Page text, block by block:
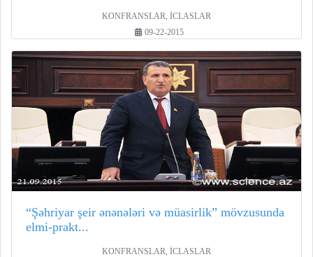
KONFRANSLAR, İCLASLAR
09-22-2015
“Şəhriyar şeir ənənələri və müasirlik” mövzusunda
elmi-prakt...
KONFRANSLAR, İCLASLAR